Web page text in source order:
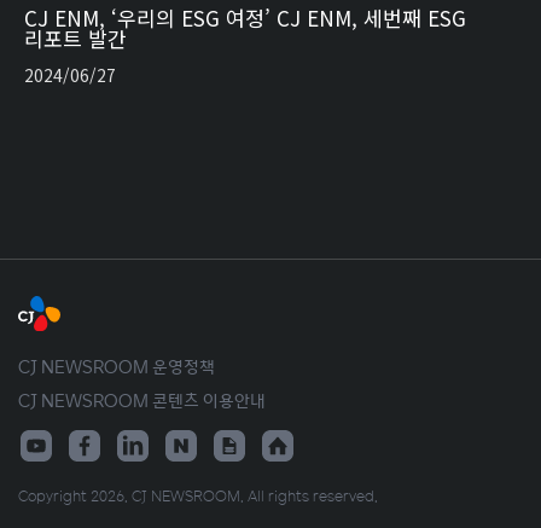
CJ ENM, ‘우리의 ESG 여정’ CJ ENM, 세번째 ESG
리포트 발간
2024/06/27
CJ NEWSROOM 운영정책
CJ NEWSROOM 콘텐츠 이용안내
Copyright 2026. CJ NEWSROOM. All rights reserved.